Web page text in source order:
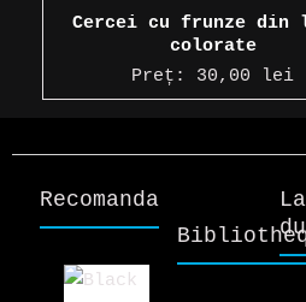
Cercei cu frunze din
colorate
Preț: 30,00 lei
Recomandare!